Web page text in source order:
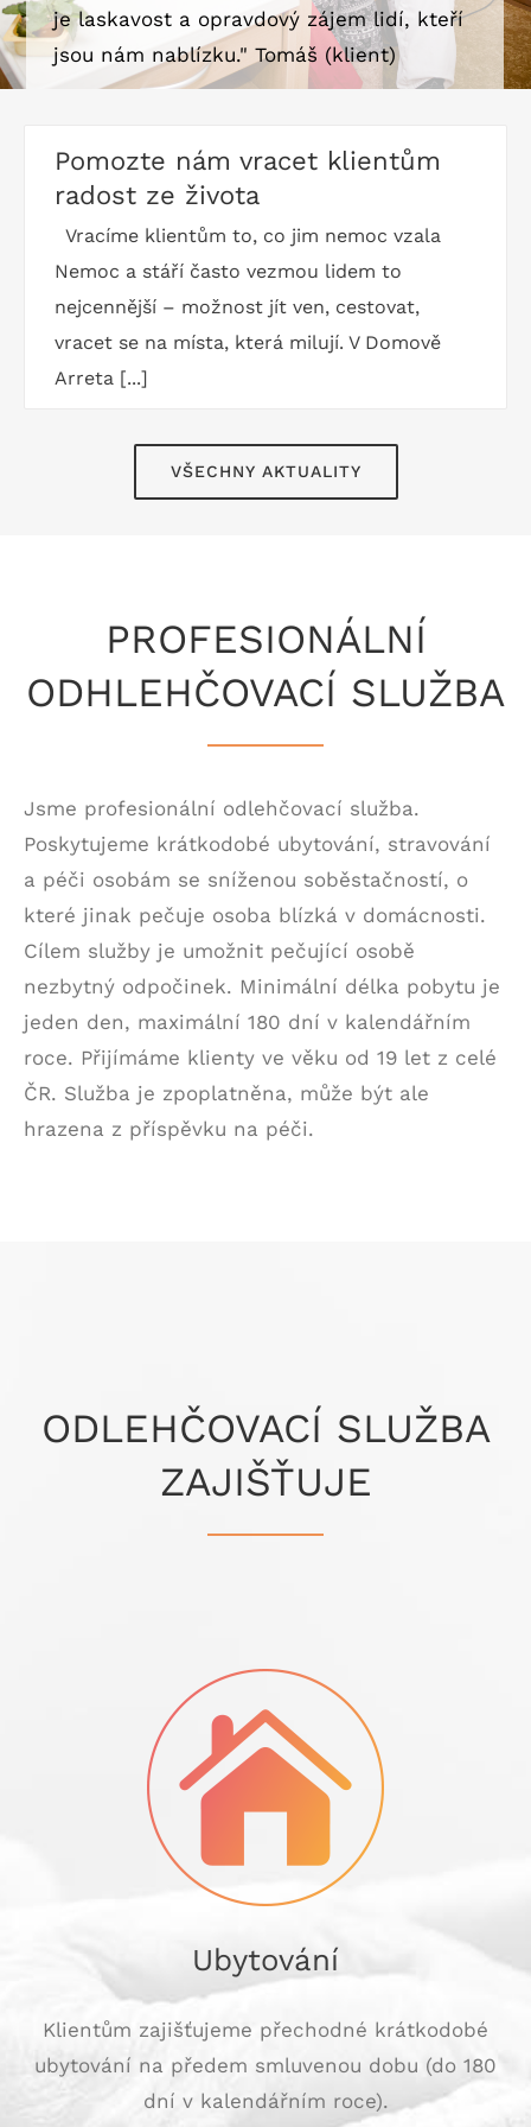
je laskavost a opravdový zájem lidí, kteří
jsou nám nablízku." Tomáš (klient)
Pomozte nám vracet klientům
radost ze života
Vracíme klientům to, co jim nemoc vzala
Nemoc a stáří často vezmou lidem to
nejcennější – možnost jít ven, cestovat,
vracet se na místa, která milují. V Domově
Arreta [...]
VŠECHNY AKTUALITY
PROFESIONÁLNÍ
ODHLEHČOVACÍ SLUŽBA
Jsme profesionální odlehčovací služba.
Poskytujeme krátkodobé ubytování, stravování
a péči osobám se sníženou soběstačností, o
které jinak pečuje osoba blízká v domácnosti.
Cílem služby je umožnit pečující osobě
nezbytný odpočinek. Minimální délka pobytu je
jeden den, maximální 180 dní v kalendářním
roce. Přijímáme klienty ve věku od 19 let z celé
ČR. Služba je zpoplatněna, může být ale
hrazena z příspěvku na péči.
ODLEHČOVACÍ SLUŽBA
ZAJIŠŤUJE
Ubytování
Klientům zajišťujeme přechodné krátkodobé
ubytování na předem smluvenou dobu (do 180
dní v kalendářním roce).